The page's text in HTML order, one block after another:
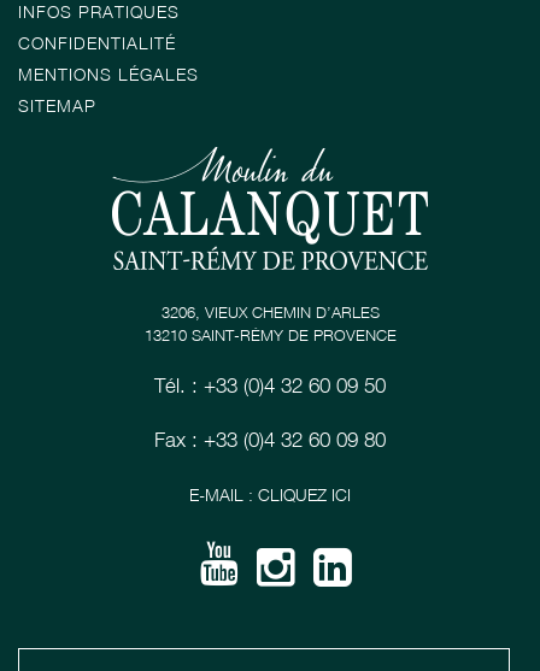
INFOS PRATIQUES
CONFIDENTIALITÉ
MENTIONS LÉGALES
SITEMAP
3206, VIEUX CHEMIN D’ARLES
13210 SAINT-RÉMY DE PROVENCE
Tél. : +33 (0)4 32 60 09 50
Fax : +33 (0)4 32 60 09 80
E-MAIL : CLIQUEZ ICI